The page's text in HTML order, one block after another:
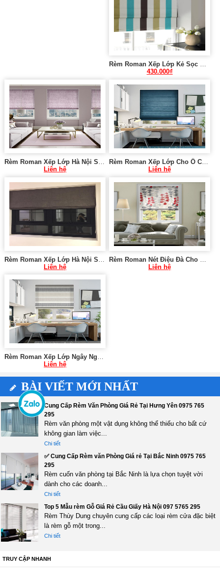
Rèm Roman Xếp Lớp Kẻ Sọc Sang Trọng NU287
430.000₫
Liên hệ
Rèm Roman Xếp Lớp Cho Ô Cửa Nhỏ Hà Nội SK938
Liên hệ
Liên hệ
Liên hệ
Rèm Roman Xếp Lớp Ngây Ngất Cho Cửa Sổ SK096
Liên hệ
BÀI VIẾT MỚI NHẤT
Cung Cấp Rèm Văn Phòng Giá Rẻ Tại Hưng Yên 0975 765
295
Rèm văn phòng một vật dụng không thể thiếu cho bất cứ
không gian làm việc...
Chi tiết
✅ Cung Cấp Rèm văn Phòng Giá rẻ Tại Bắc Ninh 0975 765
295
Rèm cuốn văn phòng tại Bắc Ninh là lựa chọn tuyệt vời
dành cho các doanh...
Chi tiết
Top 5 Mẫu rèm Gỗ Giá Rẻ Cầu Giấy Hà Nội 097 5765 295
Rèm Thùy Dung chuyên cung cấp các loại rèm cửa đặc biệt
là rèm gỗ một trong...
Chi tiết
TRUY CẬP NHANH